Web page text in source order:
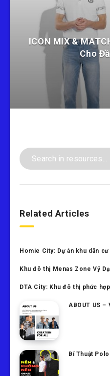
ICON MIX &
Cho
Related Articles
Homie City: Dự án khu dân
Khu đô thị Menas Zone Vỹ Dạ
DTA City: Khu đô thị phức
ABOUT US –
Bí Thuật